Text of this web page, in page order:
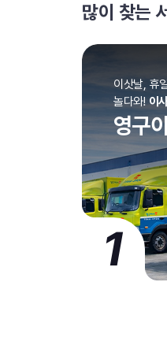
많이 찾는
이삿날, 휴
놀다와!이
영구
1